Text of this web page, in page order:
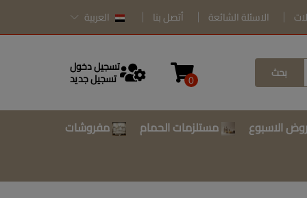
الاسئلة الشائعة أتصل بنا العربية
بحث 0
تسجيل دخول
تسجيل جديد
الاسبوع مستلزمات الحمام
مفروشات